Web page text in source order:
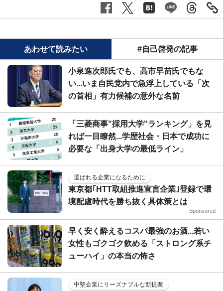
あわせて読みたい #自己啓発の記事
小泉進次郎氏でも、高市早苗氏でもな
い...いま自民党内で急浮上している「次
の首相」有力候補の意外な名前
「三菱商事"採用大学"ランキング」を見
れば一目瞭然...学歴社会・日本で成功に
必要な「出身大学の最低ライン」
選ばれる企業になるために
東京都｢HTT取組推進宣言企業｣登録で環
境配慮時代を勝ち抜く具体策とは
Sponsored
早く安く酔えるコスパ最強のお酒...若い
女性もゴクゴク飲める「ストロング系チ
ューハイ」の本当の怖さ
中堅企業にリーズナブルな新提案